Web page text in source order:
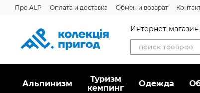
Перейти к основному контенту
Про ALP Оплата и доставка Обмен и возврат
Интернет-
Альпинизм
Туризм
кемпинг
Oдежда